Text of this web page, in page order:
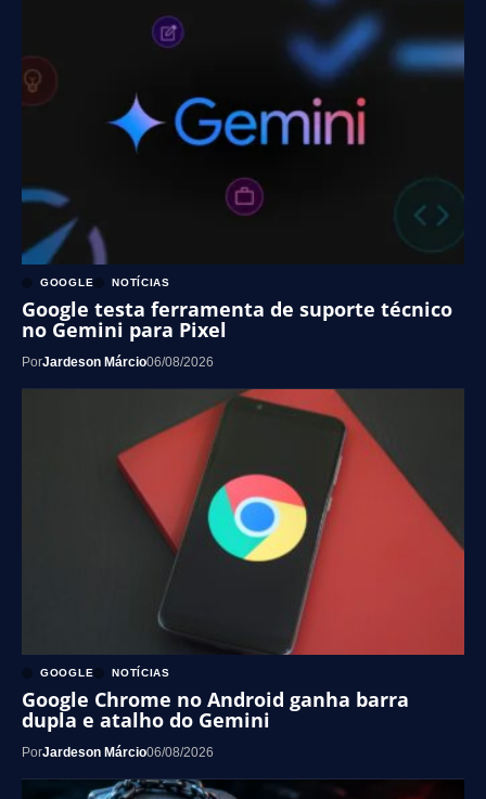
GOOGLE NOTÍCIAS
Google testa ferramenta de suporte técnico
no Gemini para Pixel
PorJardeson Márcio06/08/2026
GOOGLE NOTÍCIAS
Google Chrome no Android ganha barra
dupla e atalho do Gemini
PorJardeson Márcio06/08/2026